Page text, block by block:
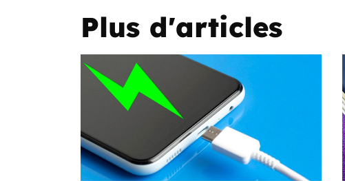
Plus d'articles